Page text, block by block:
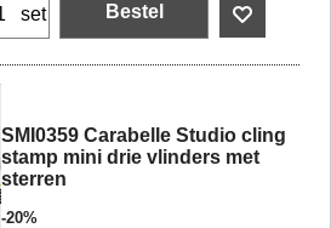
set Bestel
SMI0359 Carabelle Studio cling
stamp mini drie vlinders met
sterren
-20%